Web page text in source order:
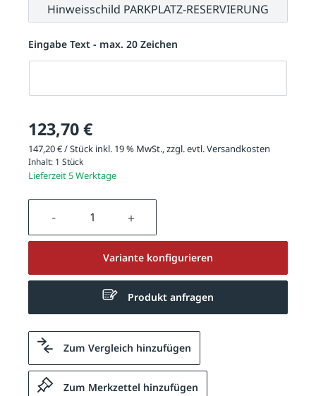
Eingabe Text - max. 20 Zeichen
Eingabe Text - max. 20 Zeichen
123,70 €
147,20 € / Stück inkl. 19 % MwSt., zzgl. evtl.Versandkosten
Inhalt: 1 Stück
Lieferzeit 5 Werktage
Produkt Anzahl: Gib den
Variante konfigurieren
Produkt anfragen
Zum Vergleich hinzufügen
Zum Merkzettel hinzufügen
Hinweisschild PARKPLATZ-RESERVIERUNG